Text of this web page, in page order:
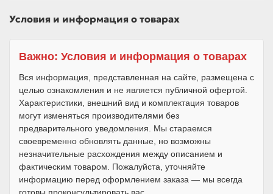
Условия и информация о товарах
Важно: Условия и информация о товарах
Вся информация, представленная на сайте, размещена с
целью ознакомления и не является публичной офертой.
Характеристики, внешний вид и комплектация товаров
могут изменяться производителями без
предварительного уведомления. Мы стараемся
своевременно обновлять данные, но возможны
незначительные расхождения между описанием и
фактическим товаром. Пожалуйста, уточняйте
информацию перед оформлением заказа — мы всегда